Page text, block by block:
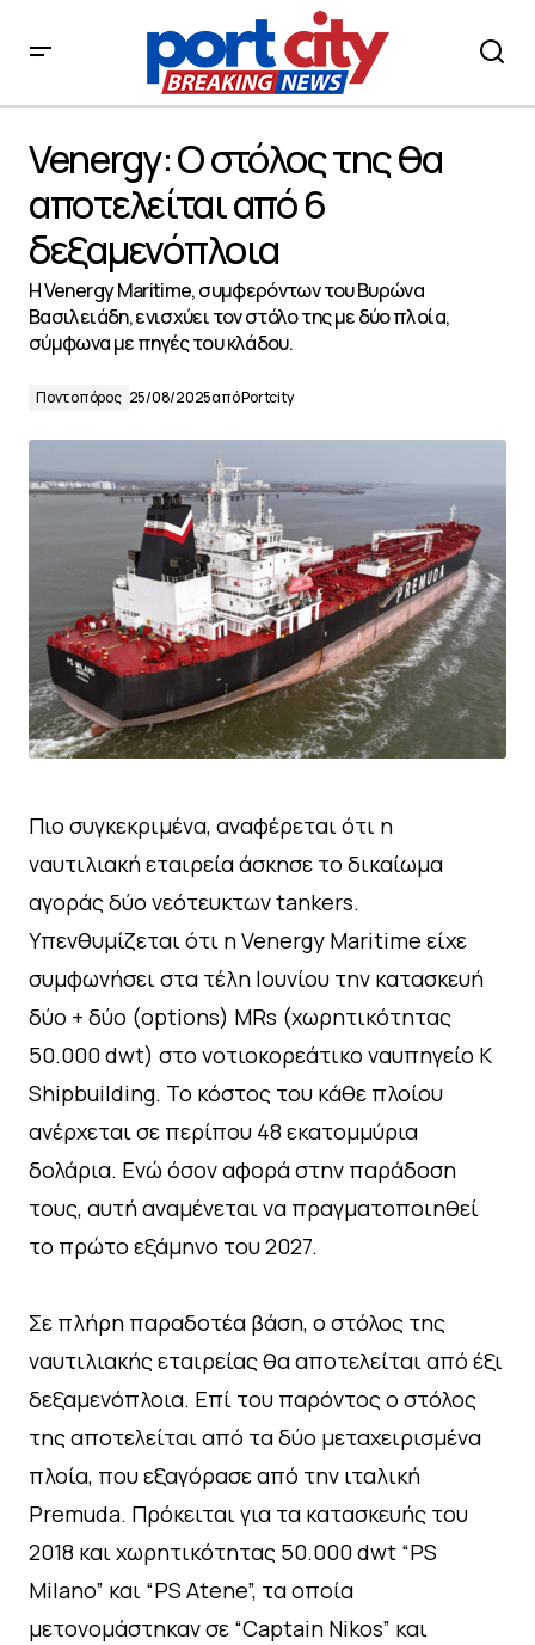
Venergy: Ο στόλος της θα
αποτελείται από 6
δεξαμενόπλοια
Η Venergy Maritime, συμφερόντων του Βυρώνα
Βασιλειάδη, ενισχύει τον στόλο της με δύο πλοία,
σύμφωνα με πηγές του κλάδου.
Ποντοπόρος 25/08/2025απόPortcity
Πιο συγκεκριμένα, αναφέρεται ότι η
ναυτιλιακή εταιρεία άσκησε το δικαίωμα
αγοράς δύο νεότευκτων tankers.
Υπενθυμίζεται ότι η Venergy Maritime είχε
συμφωνήσει στα τέλη Ιουνίου την κατασκευή
δύο + δύο (options) MRs (χωρητικότητας
50.000 dwt) στο νοτιοκορεάτικο ναυπηγείο K
Shipbuilding. Το κόστος του κάθε πλοίου
ανέρχεται σε περίπου 48 εκατομμύρια
δολάρια. Ενώ όσον αφορά στην παράδοση
τους, αυτή αναμένεται να πραγματοποιηθεί
το πρώτο εξάμηνο του 2027.
Σε πλήρη παραδοτέα βάση, ο στόλος της
ναυτιλιακής εταιρείας θα αποτελείται από έξι
δεξαμενόπλοια. Επί του παρόντος ο στόλος
της αποτελείται από τα δύο μεταχειρισμένα
πλοία, που εξαγόρασε από την ιταλική
Premuda. Πρόκειται για τα κατασκευής του
2018 και χωρητικότητας 50.000 dwt “PS
Milano” και “PS Atene”, τα οποία
μετονομάστηκαν σε “Captain Nikos” και